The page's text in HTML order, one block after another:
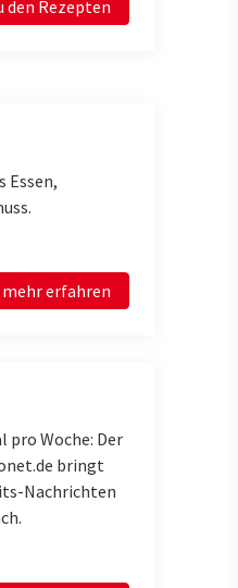
den Rezepten
Essen,
erfahren
pro Woche: Der
bringt
Nachrichten